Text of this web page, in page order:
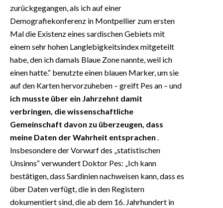
zurückgegangen, als ich auf einer
Demografiekonferenz in Montpellier zum ersten
Mal die Existenz eines sardischen Gebiets mit
einem sehr hohen Langlebigkeitsindex mitgeteilt
habe, den ich damals Blaue Zone nannte, weil ich
einen hatte.“ benutzte einen blauen Marker, um sie
auf den Karten hervorzuheben – greift Pes an – und
ich musste über ein Jahrzehnt damit
verbringen, die wissenschaftliche
Gemeinschaft davon zu überzeugen, dass
meine Daten der Wahrheit entsprachen
Insbesondere der Vorwurf des „statistischen
Unsinns“ verwundert Doktor Pes: „Ich kann
bestätigen, dass Sardinien nachweisen kann, dass es
über Daten verfügt, die in den Registern
dokumentiert sind, die ab dem 16. Jahrhundert in